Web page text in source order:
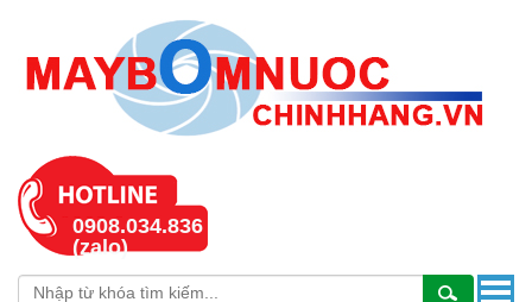
0908.034.836
(zalo)